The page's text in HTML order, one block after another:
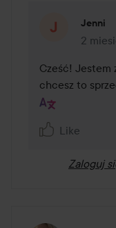
Jenni
2
Cześć! Jestem
chcesz to
Like
Zaloguj